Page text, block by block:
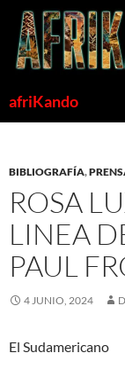
Saltar
contenido
afriKando
BIBLIOGRAFÍA,
ROSA
LINEA
PAUL
4 JUNIO, 2024
El Sudamericano